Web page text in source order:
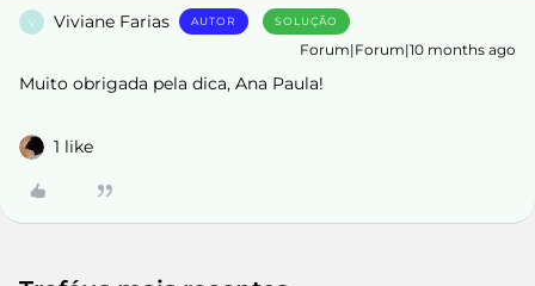
V Viviane Farias AUTOR SOLUÇÃO
Forum|Forum|10 months ago
Muito obrigada pela dica, Ana Paula!
1 like